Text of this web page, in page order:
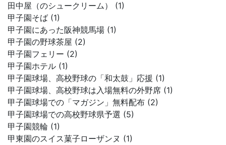
田中屋（のシュークリーム） (1)
甲子園そば (1)
甲子園にあった阪神競馬場 (1)
甲子園の野球茶屋 (2)
甲子園フェリー (2)
甲子園ホテル (1)
甲子園球場、高校野球の「和太鼓」応援 (1)
甲子園球場、高校野球は入場無料の外野席 (1)
甲子園球場での「マガジン」無料配布 (2)
甲子園球場での高校野球県予選 (5)
甲子園競輪 (1)
甲東園のスイス菓子ローザンヌ (1)